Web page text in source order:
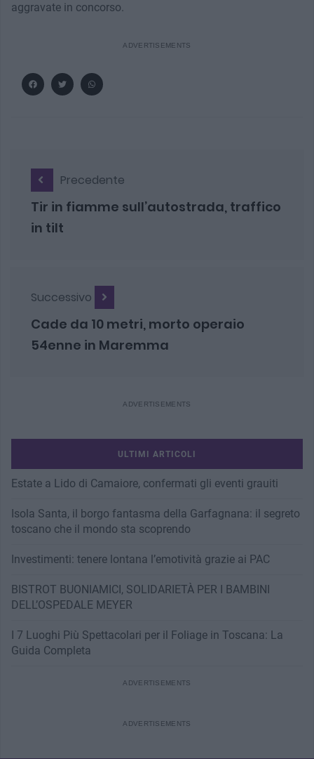
aggravate in concorso.
Precedente
Tir in fiamme sull’autostrada, traffico
in tilt
Successivo
Cade da 10 metri, morto operaio
54enne in Maremma
ULTIMI ARTICOLI
Estate a Lido di Camaiore, confermati gli eventi grauiti
Isola Santa, il borgo fantasma della Garfagnana: il segreto
toscano che il mondo sta scoprendo
Investimenti: tenere lontana l’emotività grazie ai PAC
BISTROT BUONIAMICI, SOLIDARIETÀ PER I BAMBINI
DELL’OSPEDALE MEYER
I 7 Luoghi Più Spettacolari per il Foliage in Toscana: La
Guida Completa